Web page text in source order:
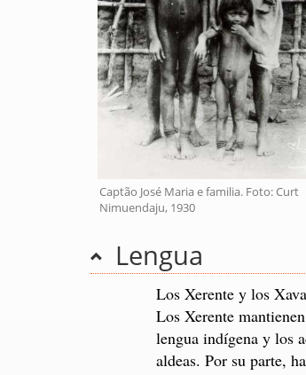
Captão José Maria e familia. Foto: Curt
Nimuendaju, 1930
Lengua
Los Xerente y los
Los Xerente
lengua indígena y los
aldeas. Por su parte,